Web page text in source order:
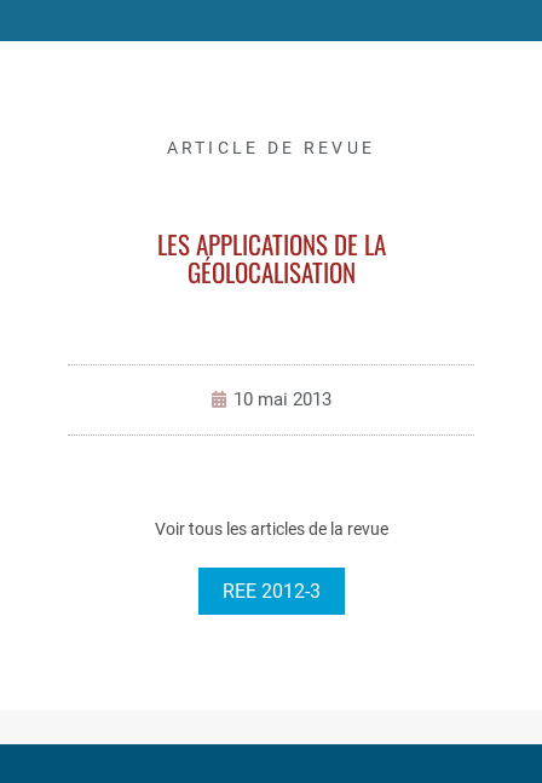
ARTICLE DE REVUE
LES APPLICATIONS DE LA
GÉOLOCALISATION
10 mai 2013
Voir tous les articles de la revue
REE 2012-3